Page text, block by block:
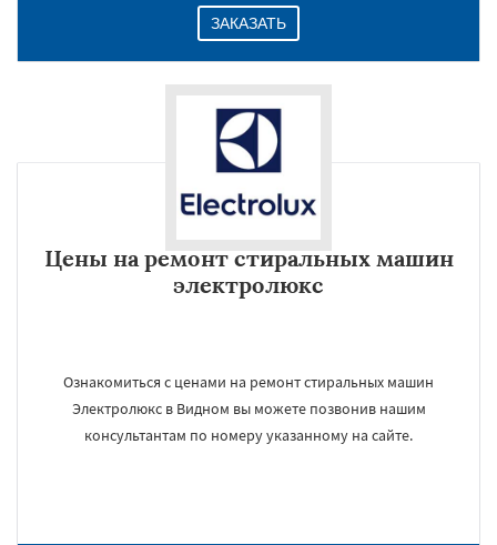
ЗАКАЗАТЬ
Цены на ремонт стиральных машин
электролюкс
Ознакомиться с ценами на ремонт стиральных машин
Электролюкс в Видном вы можете позвонив нашим
консультантам по номеру указанному на сайте.